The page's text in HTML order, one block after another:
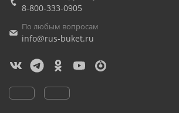
8-800-333-0905
По любым вопросам
info@rus-buket.ru